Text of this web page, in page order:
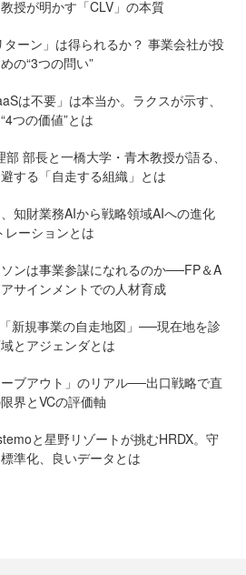
授が明かす「CLV」の本質
ーン」は得られるか？ 事業会社が投
の“3つの問い”
は不要」は本当か。ラクスが示す、
つの価値”とは
部長と一橋大学・青木教授が語る、
する「自走する組織」とは
知財業務AIから戦略領域AIへの進化
ーションとは
ンは事業参謀になれるのか──FP＆A
サインメントでの人材育成
新規事業の自走地図」──現在地を診
とアジェンダとは
ブアウト」のリアル──出口戦略で直
界とVCの評価軸
と星野リゾートが挑むHRDX。守
準化、良いデータとは